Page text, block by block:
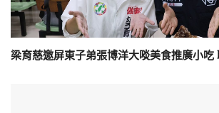
梁育慈邀屏東子弟張博洋大啖美食推廣小吃